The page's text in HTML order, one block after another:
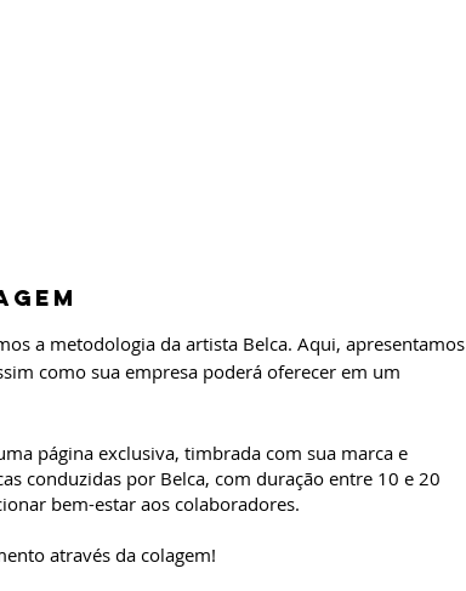
a metodologia da artista Belca. Aqui, apresentamos
como sua empresa poderá oferecer em um
página exclusiva, timbrada com sua marca e
conduzidas por Belca, com duração entre 10 e 20
bem-estar aos colaboradores.
através da colagem!